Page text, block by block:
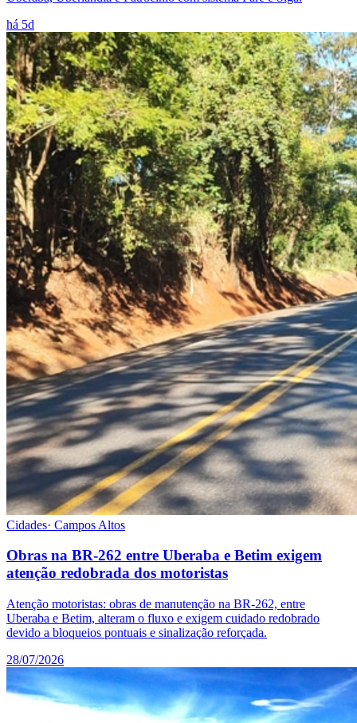
há 5d
Cidades· Campos Altos
Obras na BR-262 entre Uberaba e Betim exigem
atenção redobrada dos motoristas
Atenção motoristas: obras de manutenção na BR-262, entre
Uberaba e Betim, alteram o fluxo e exigem cuidado redobrado
devido a bloqueios pontuais e sinalização reforçada.
28/07/2026